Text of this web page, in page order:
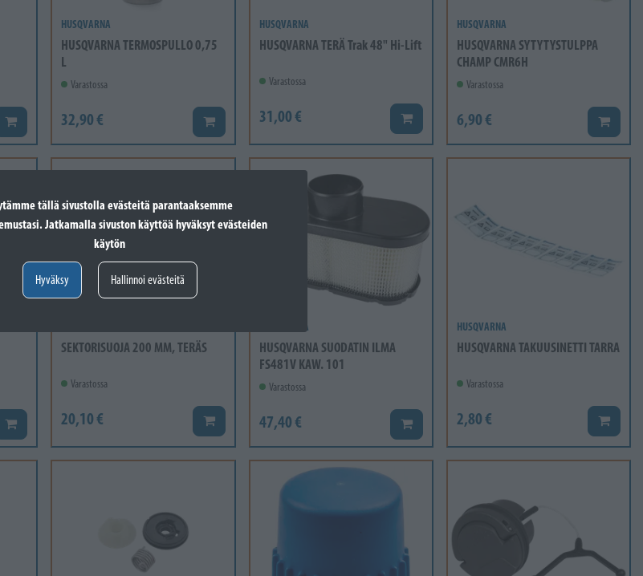
tällä sivustolla evästeitä parantaaksemme
Jatkamalla sivuston käyttöä hyväksyt evästeiden
käytön
Hyväksy Hallinnoi evästeitä
Lisää koriin
HUSQVARNA
HUSQVARNA TERMOSPULLO 0,75
L
Varastossa
32,90 € Lisää koriin
HUSQVARNA
HUSQVARNA TERÄ Trak 48" Hi-Lift
Varastossa
31,00 € Lisää koriin
HUSQVARNA
HUSQVARNA SYTYTYSTULPPA
CHAMP CMR6H
Varastossa
6,90 € Lisää
Lisää koriin
SEKTORISUOJA 200 MM, TERÄS
Varastossa
20,10 € Lisää koriin
HUSQVARNA
HUSQVARNA SUODATIN ILMA
FS481V KAW. 101
Varastossa
47,40 € Lisää koriin
HUSQVARNA
HUSQVARNA TAKUUSINETTI TARRA
Varastossa
2,80 € Lisää